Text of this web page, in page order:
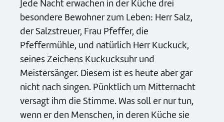
Jede Nacht erwachen in der Küche drei
besondere Bewohner zum Leben: Herr Salz,
der Salzstreuer, Frau Pfeffer, die
Pfeffermühle, und natürlich Herr Kuckuck,
seines Zeichens Kuckucksuhr und
Meistersänger. Diesem ist es heute aber gar
nicht nach singen. Pünktlich um Mitternacht
versagt ihm die Stimme. Was soll er nur tun,
wenn er den Menschen, in deren Küche sie